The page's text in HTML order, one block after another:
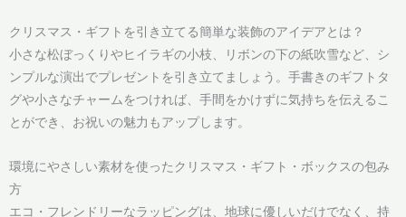
クリスマス・ギフトを引き立てる簡単な装飾のアイデアとは？
小さな松ぼっくりやヒイラギの小枝、リボンの下の紙吹雪など、シ
ンプルな演出でプレゼントを引き立てましょう。手書きのギフトタ
グや小さなチャームをつければ、手間をかけずに気持ちを伝えるこ
とができ、お祝いの魅力もアップします。
環境にやさしい素材を使ったクリスマス・ギフト・ボックスの包み
方
エコ・フレンドリーなラッピングは、地球に優しいだけでなく、持